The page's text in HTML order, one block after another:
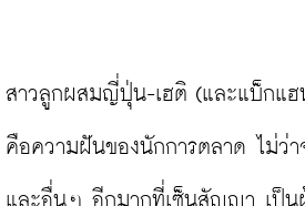
สาวลูกผสมญี่ปุ่น-เฮติ (และแบ็กแ
คือความฝันของนักการตลาด ไม่ว่า
และอื่นๆ อีกมากที่เซ็นสัญญา เป็น